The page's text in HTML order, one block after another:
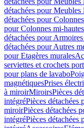
détachées pour Meubles
détachées pour
pour Colonnes mi-hautes
détachées pour
détachées pour Autres
pour Etagères murales
serviettes et crochets
pour plans de lavabo
magnétiquesPrises
à miroirMiroirsPièces
intégréPièces détachées
miroirPièces détachées
intégréPièces détachées